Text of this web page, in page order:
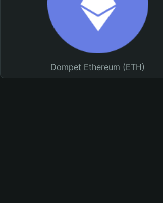
Dompet Ethereum (ETH)